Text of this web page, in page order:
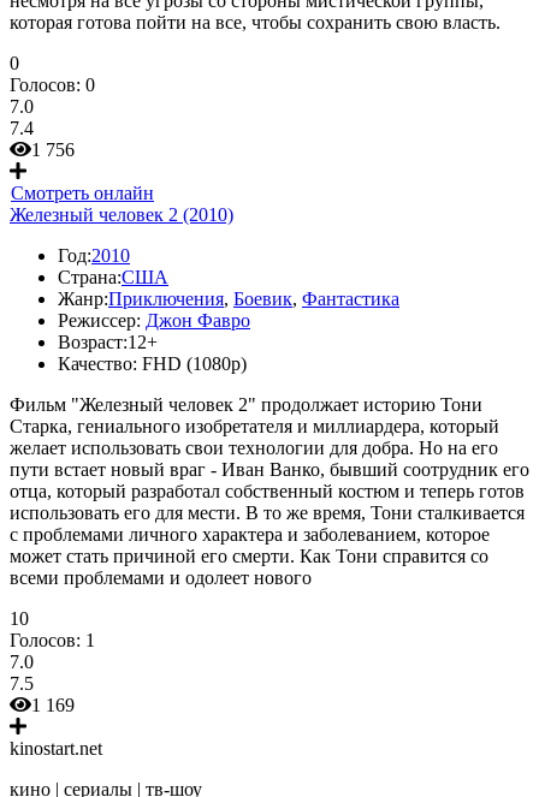
которая готова пойти на все, чтобы сохранить свою власть.
0
Голосов: 0
7.0
7.4
1 756
Смотреть онлайн
Железный человек 2 (2010)
Год:2010
Страна:США
Жанр:Приключения, Боевик, Фантастика
Режиссер: Джон Фавро
Возраст:12+
Качество: FHD (1080p)
Фильм "Железный человек 2" продолжает историю Тони
Старка, гениального изобретателя и миллиардера, который
желает использовать свои технологии для добра. Но на его
пути встает новый враг - Иван Ванко, бывший соотрудник его
отца, который разработал собственный костюм и теперь готов
использовать его для мести. В то же время, Тони сталкивается
с проблемами личного характера и заболеванием, которое
может стать причиной его смерти. Как Тони справится со
всеми проблемами и одолеет нового
10
Голосов: 1
7.0
7.5
1 169
kinostart.net
кино | сериалы | тв-шоу